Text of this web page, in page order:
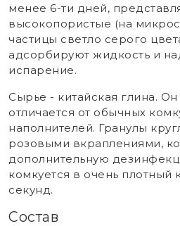
менее 6-ти дней,
высокопористые (на
частицы светло серого
адсорбируют жидкость и
испарение.
Сырье - китайская глина.
отличается от обычных
наполнителей. Гранулы
розовыми вкраплениями,
дополнительную
комкуется в очень плотный
секунд.
Состав